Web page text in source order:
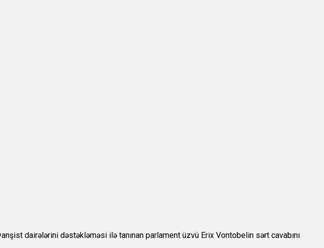
dairələrini dəstəkləməsi ilə tanınan parlament üzvü Erix Vontobelin sərt cavabını